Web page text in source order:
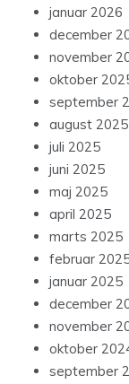
januar 2026
december
november
oktober
september
august 2025
juli 2025
juni 2025
maj 2025
april 2025
marts 2025
februar
januar 2025
december
november
oktober
september